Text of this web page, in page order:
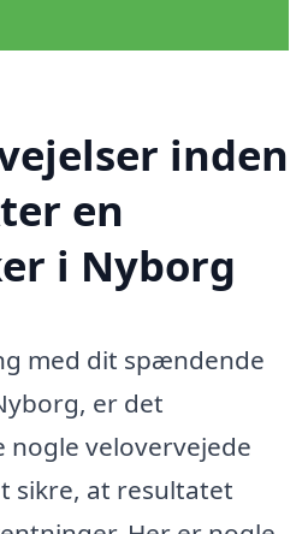
inden
en
i Nyborg
med dit spændende
er det
velovervejede
sikre, at resultatet